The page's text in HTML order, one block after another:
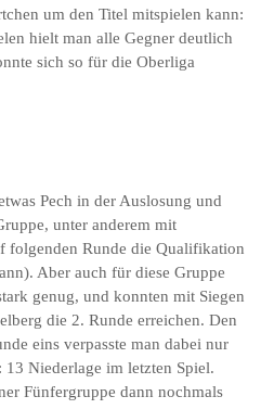
um den Titel mitspielen kann:
hielt man alle Gegner deutlich
sich so für die Oberliga
Pech in der Auslosung und
unter anderem mit
folgenden Runde die Qualifikation
Aber auch für diese Gruppe
genug, und konnten mit Siegen
die 2. Runde erreichen. Den
eins verpasste man dabei nur
Niederlage im letzten Spiel.
Fünfergruppe dann nochmals